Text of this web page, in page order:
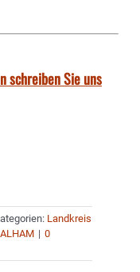
schreiben Sie uns
Landkreis
| 0